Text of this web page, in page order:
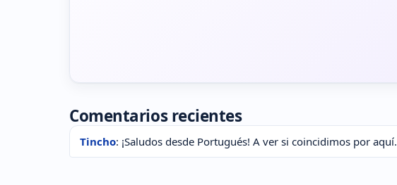
Comentarios recientes
Tincho: ¡Saludos desde Portugués! A ver si coincidimos por aquí.